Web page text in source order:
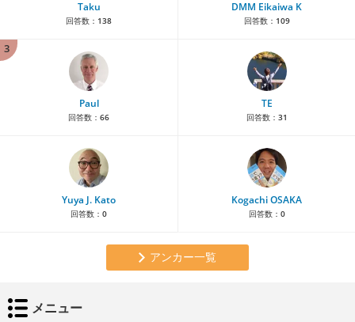
Taku
回答数： 138
DMM Eikaiwa K
回答数： 109
3
Paul
回答数： 66
TE
回答数： 31
Yuya J. Kato
回答数： 0
Kogachi OSAKA
回答数： 0
アンカー一覧
メニュー